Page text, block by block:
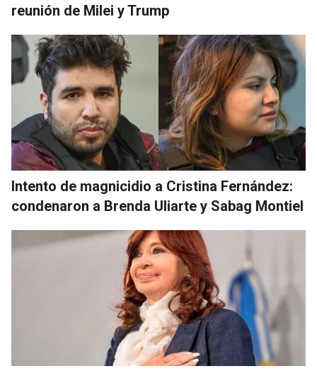
reunión de Milei y Trump
Intento de magnicidio a Cristina Fernández:
condenaron a Brenda Uliarte y Sabag Montiel